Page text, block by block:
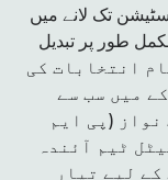
تک لانے میں
طور پر تبدیل
کہ پاکستان 2024 کے عام انتخابات کی
میں سب سے
(پی ایم
ٹیم آئندہ
لیے تیار